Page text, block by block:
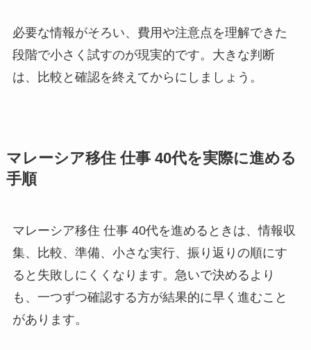
必要な情報がそろい、費用や注意点を理解できた
段階で小さく試すのが現実的です。大きな判断
は、比較と確認を終えてからにしましょう。
マレーシア移住 仕事 40代を実際に進める
手順
マレーシア移住 仕事 40代を進めるときは、情報収
集、比較、準備、小さな実行、振り返りの順にす
ると失敗しにくくなります。急いで決めるより
も、一つずつ確認する方が結果的に早く進むこと
があります。